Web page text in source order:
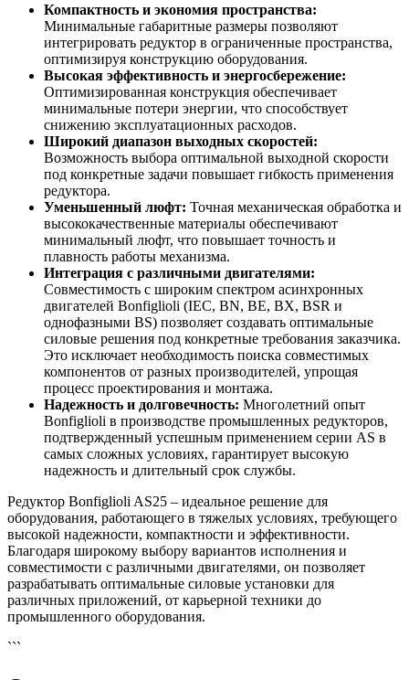
Компактность и экономия пространства:
Минимальные габаритные размеры позволяют
интегрировать редуктор в ограниченные пространства,
оптимизируя конструкцию оборудования.
Высокая эффективность и энергосбережение:
Оптимизированная конструкция обеспечивает
минимальные потери энергии, что способствует
снижению эксплуатационных расходов.
Широкий диапазон выходных скоростей:
Возможность выбора оптимальной выходной скорости
под конкретные задачи повышает гибкость применения
редуктора.
Уменьшенный люфт: Точная механическая обработка и
высококачественные материалы обеспечивают
минимальный люфт, что повышает точность и
плавность работы механизма.
Интеграция с различными двигателями:
Совместимость с широким спектром асинхронных
двигателей Bonfiglioli (IEC, BN, BE, BX, BSR и
однофазными BS) позволяет создавать оптимальные
силовые решения под конкретные требования заказчика.
Это исключает необходимость поиска совместимых
компонентов от разных производителей, упрощая
процесс проектирования и монтажа.
Надежность и долговечность: Многолетний опыт
Bonfiglioli в производстве промышленных редукторов,
подтвержденный успешным применением серии AS в
самых сложных условиях, гарантирует высокую
надежность и длительный срок службы.
Редуктор Bonfiglioli AS25 – идеальное решение для
оборудования, работающего в тяжелых условиях, требующего
высокой надежности, компактности и эффективности.
Благодаря широкому выбору вариантов исполнения и
совместимости с различными двигателями, он позволяет
разрабатывать оптимальные силовые установки для
различных приложений, от карьерной техники до
промышленного оборудования.
```